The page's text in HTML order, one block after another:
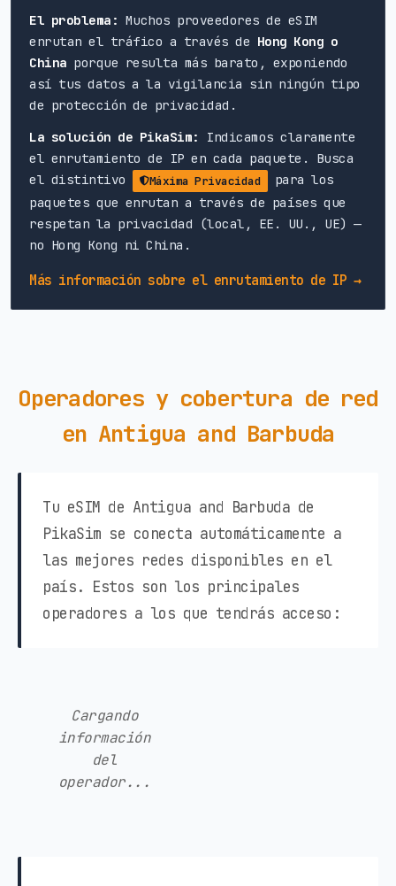
El problema: Muchos proveedores de eSIM
enrutan el tráfico a través de Hong Kong o
China porque resulta más barato, exponiendo
así tus datos a la vigilancia sin ningún tipo
de protección de privacidad.
La solución de PikaSim:
Indicamos claramente
el enrutamiento de IP en cada paquete. Busca
el distintivo
Máxima Privacidad
para los
paquetes que enrutan a través de países que
respetan la privacidad (local, EE. UU., UE) —
no Hong Kong ni China.
Más información sobre el enrutamiento de IP →
Operadores y cobertura de red
en Antigua and Barbuda
Tu eSIM de Antigua and Barbuda de
PikaSim se conecta automáticamente a
las mejores redes disponibles en el
país. Estos son los principales
operadores a los que tendrás acceso:
Cargando
información
del
operador...